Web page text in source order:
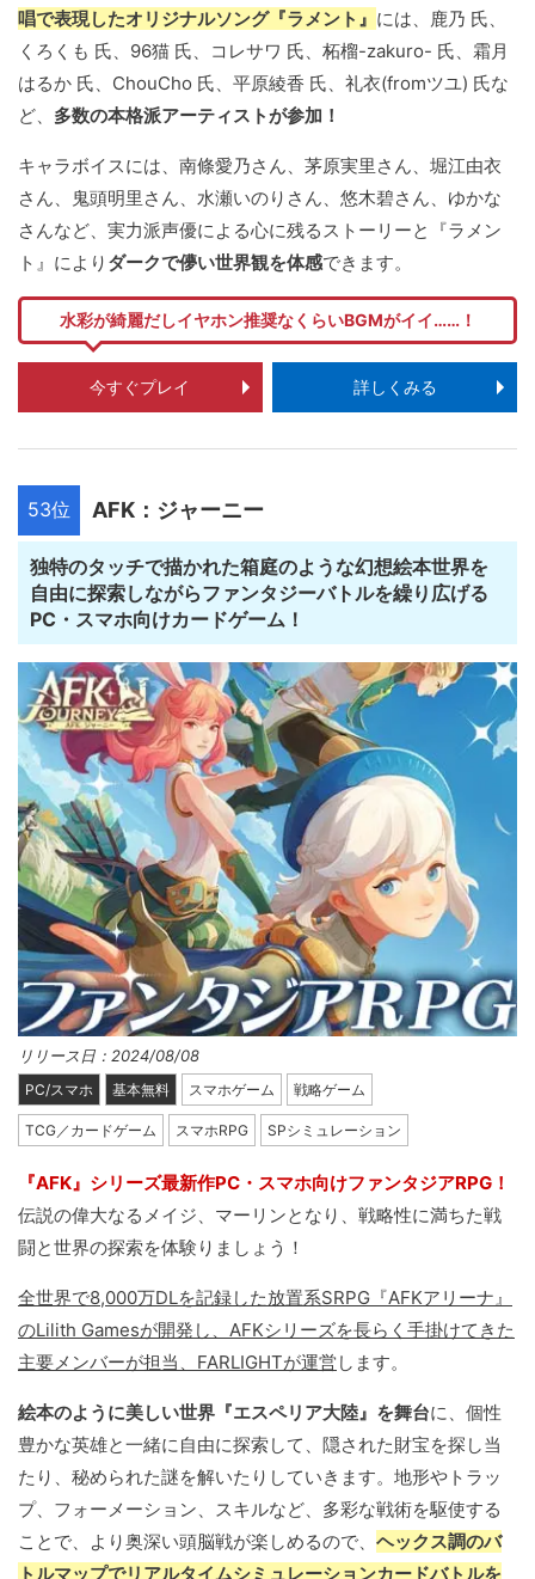
唱で表現したオリジナルソング『ラメント』 には、鹿乃 氏、
くろくも 氏、96猫 氏、コレサワ 氏、柘榴-zakuro- 氏、霜月
はるか 氏、ChouCho 氏、平原綾香 氏、礼衣(fromツユ) 氏な
ど、 多数の本格派アーティストが参加！
キャラボイスには、南條愛乃さん、茅原実里さん、堀江由衣
さん、鬼頭明里さん、水瀬いのりさん、悠木碧さん、ゆかな
さんなど、実力派声優による心に残るストーリーと『ラメン
ト』により ダークで儚い世界観を体感できます。
水彩が綺麗だしイヤホン推奨なくらいBGMがイイ……！
今すぐプレイ 詳しくみる
53位 AFK：ジャーニー
独特のタッチで描かれた箱庭のような幻想絵本世界を
自由に探索しながらファンタジーバトルを繰り広げる
PC・スマホ向けカードゲーム！
リリース日：2024/08/08
PC/スマホ 基本無料 スマホゲーム 戦略ゲーム
TCG／カードゲーム スマホRPG SPシミュレーション
『AFK』シリーズ最新作PC・スマホ向けファンタジアRPG！
伝説の偉大なるメイジ、マーリンとなり、戦略性に満ちた戦
闘と世界の探索を体験りましょう！
全世界で8,000万DLを記録した放置系SRPG『AFKアリーナ』
のLilith Gamesが開発し、AFKシリーズを長らく手掛けてきた
主要メンバーが担当、FARLIGHTが運営します。
絵本のように美しい世界『エスペリア大陸』を舞台に、個性
豊かな英雄と一緒に自由に探索して、隠された財宝を探し当
たり、秘められた謎を解いたりしていきます。地形やトラッ
プ、フォーメーション、スキルなど、多彩な戦術を駆使する
ことで、より奥深い頭脳戦が楽しめるので、 ヘックス調のバ
トルマップでリアルタイムシミュレーションカードバトルを